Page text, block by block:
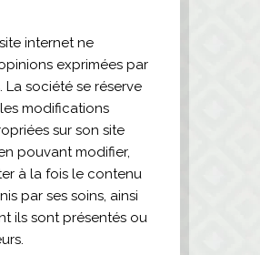
internet ne
exprimées par
société se réserve
modifications
sur son site
pouvant modifier,
à la fois le contenu
par ses soins, ainsi
ils sont présentés ou